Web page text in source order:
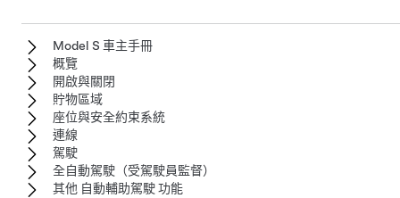
Model S 車主手冊
概覽
開啟與關閉
貯物區域
座位與安全約束系統
連線
駕駛
全自動駕駛（受駕駛員監督）
其他 自動輔助駕駛 功能